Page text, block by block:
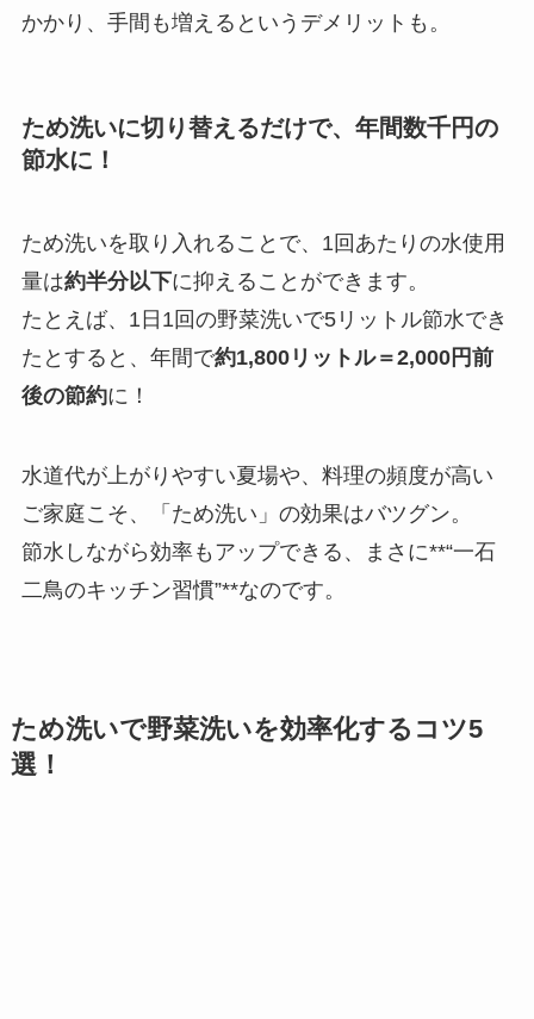
かかり、手間も増えるというデメリットも。
ため洗いに切り替えるだけで、年間数千円の
節水に！
ため洗いを取り入れることで、1回あたりの水使用
量は約半分以下に抑えることができます。
たとえば、1日1回の野菜洗いで5リットル節水でき
たとすると、年間で約1,800リットル＝2,000円前
後の節約に！
水道代が上がりやすい夏場や、料理の頻度が高い
ご家庭こそ、「ため洗い」の効果はバツグン。
節水しながら効率もアップできる、まさに**“一石
二鳥のキッチン習慣”**なのです。
ため洗いで野菜洗いを効率化するコツ5
選！